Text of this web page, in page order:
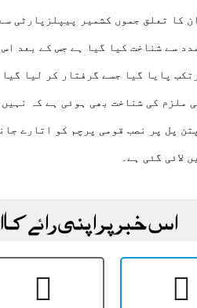
کا تعلق جموں کشمیر پیپلزپارٹی
سے شناخت کیا گیا ہے جس کے بعد
پایا گیا جسے گرفتار کر لیا
ملزم کی شناخت بھی ہوئی ہے کہ
پل پر نصب قومی پرچم کو اتارے
لائی گئی ہے۔
اس خبر پر اپنی رائے